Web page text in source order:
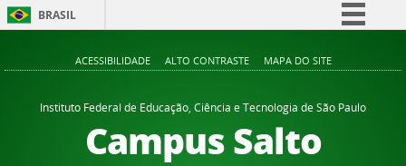
BRASIL
Comunica BR
Participe
Acesso à informação
ACESSIBILIDADE ALTO CONTRASTE MAPA DO SITE
Instituto Federal de Educação, Ciência e Tecnologia de São Paulo
Campus Salto